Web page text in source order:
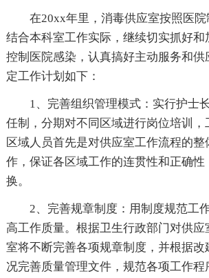
在20xx年里，消毒供应室按照医院
结合本科室工作实际，继续切实抓好和
控制医院感染，认真搞好主动服务和供
定工作计划如下：
1、完善组织管理模式：实行护士
任制，分期对不同区域进行岗位培训，
区域人员首先是对供应室工作流程的
作，保证各区域工作的连贯性和正确
换。
2、完善规章制度：用制度规范工
高工作质量。根据卫生行政部门对供
室将不断完善各项规章制度，并根据
况完善质量管理文件，规范各项工作程